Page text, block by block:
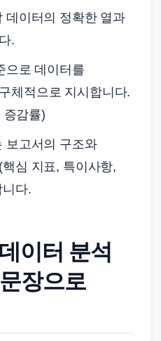
데이터의 정확한 열과
.
으로 데이터를
체적으로 지시합니다.
증감률)
보고서의 구조와
심 지표, 특이사항,
다.
이터 분석
장으로